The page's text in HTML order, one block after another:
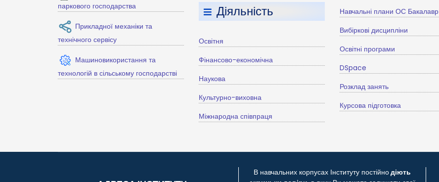
паркового господарства
Прикладної механіки та
технічного сервісу
Машиновикористання та
технологій в сільському господарстві
Діяльність
Освітня
Фінансово-економічна
Наукова
Культурно-виховна
Міжнародна співпраця
Навчальні плани ОС Бакалавр
Вибіркові дисципліни
Освітні програми
DSpace
Розклад занять
Курсова підготовка
В навчальних корпусах Інституту постійнодіють